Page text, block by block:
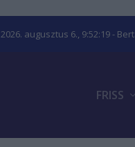
2026. augusztus 6., 9:52:20-
FRISS